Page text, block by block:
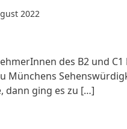
2022
des B2 und C1
Münchens
dann ging es zu […]